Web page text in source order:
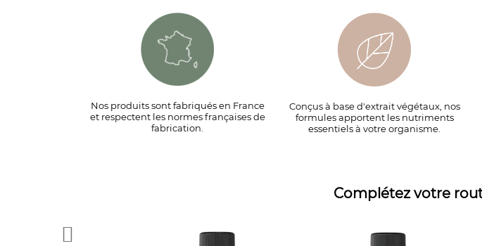
Nos produits sont fabriqués en France
et respectent les normes françaises de
fabrication.
Conçus à base d'extrait végétaux, nos
formules apportent les nutriments
essentiels à votre organisme.
Complétez votre